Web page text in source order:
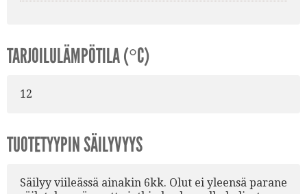
TARJOILULÄMPÖTILA (°C)
12
TUOTETYYPIN SÄILYVYYS
Säilyy viileässä ainakin 6kk. Olut ei yleensä parane